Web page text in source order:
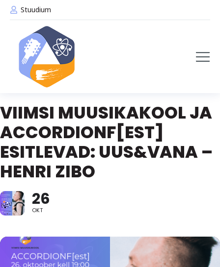
Stuudium
VIIMSI MUUSIKAKOOL JA
ACCORDIONF[EST]
ESITLEVAD: UUS&VANA –
HENRI ZIBO
26
OKT